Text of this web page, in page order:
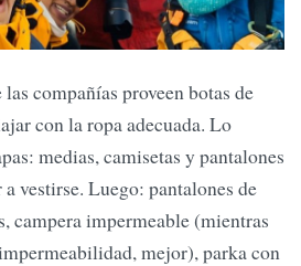
compañías proveen botas de
con la ropa adecuada. Lo
medias, camisetas y pantalones
vestirse. Luego: pantalones de
campera impermeable (mientras
mejor), parka con